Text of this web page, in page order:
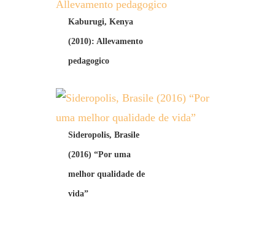
Kaburugi, Kenya
(2010): Allevamento
pedagogico
Sideropolis, Brasile
(2016) “Por uma
melhor qualidade de
vida”